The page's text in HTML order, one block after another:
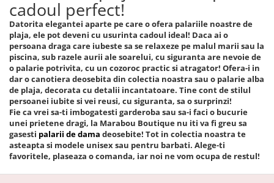
cadoul perfect!
Datorita elegantei aparte pe care o ofera palariile noastre de
plaja, ele pot deveni cu usurinta cadoul ideal! Daca ai o
persoana draga care iubeste sa se relaxeze pe malul marii sau la
piscina, sub razele aurii ale soarelui, cu siguranta are nevoie de
o palarie potrivita, cu un cozoroc practic si atragator! Ofera-i in
dar o canotiera deosebita din colectia noastra sau o palarie alba
de plaja, decorata cu detalii incantatoare. Tine cont de stilul
persoanei iubite si vei reusi, cu siguranta, sa o surprinzi!
Fie ca vrei sa-ti imbogatesti garderoba sau sa-i faci o bucurie
unei prietene dragi, la Marabou Boutique nu iti va fi greu sa
gasesti palarii de dama deosebite! Tot in colectia noastra te
asteapta si modele unisex sau pentru barbati. Alege-ti
favoritele, plaseaza o comanda, iar noi ne vom ocupa de restul!